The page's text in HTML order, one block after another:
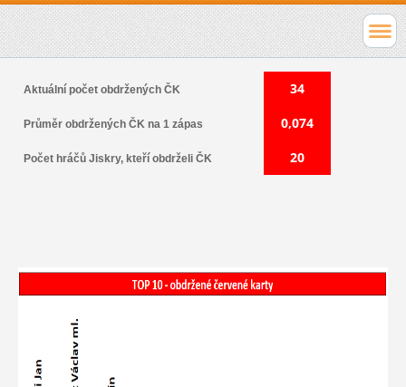
Aktuální počet obdržených ČK 34
Průměr obdržených ČK na 1 zápas 0,074
Počet hráčů Jiskry, kteří obdrželi ČK 20